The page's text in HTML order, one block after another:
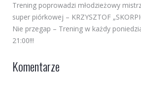
Trening poprowadzi młodzieżowy
super piórkowej – KRZYSZTOF
Nie przegap – Trening w każdy
21:00!!!
Komentarze